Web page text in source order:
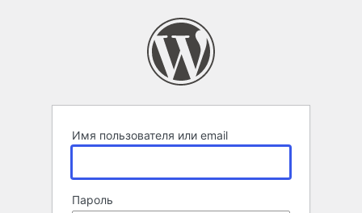
Имя пользователя или email
Пароль